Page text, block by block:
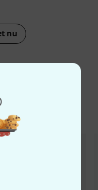
nu